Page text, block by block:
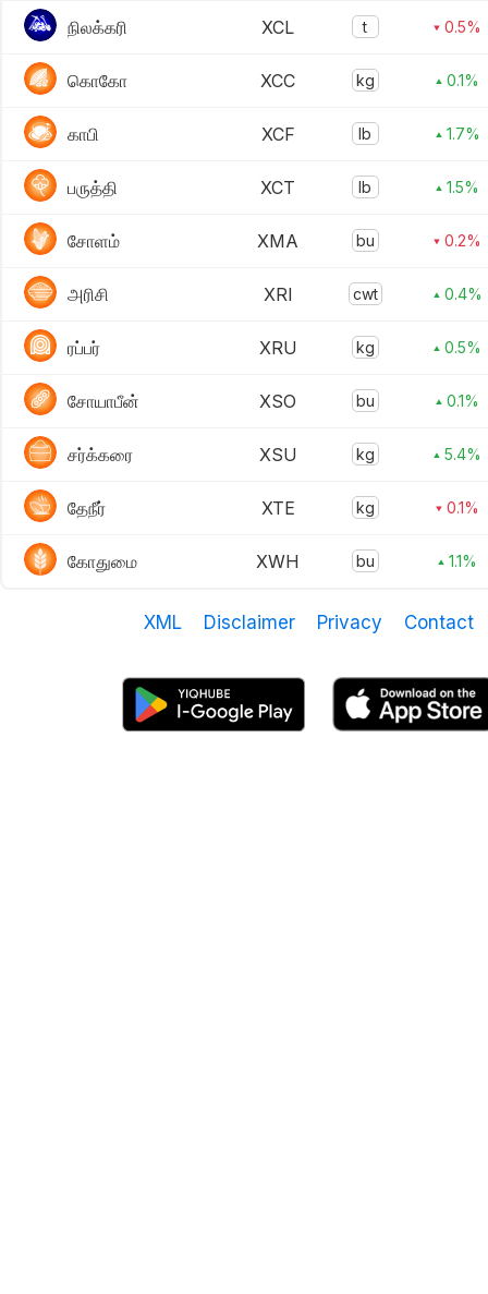
நிலக்கரி XCL t ▾ 0.5%
கொகோ XCC kg ▴ 0.1%
காபி XCF lb ▴ 1.7%
பருத்தி XCT lb ▴ 1.5%
சோளம் XMA bu ▾ 0.2%
அரிசி XRI cwt ▴ 0.4%
ரப்பர் XRU kg ▴ 0.5%
சோயாபீன் XSO bu ▴ 0.1%
சர்க்கரை XSU kg ▴ 5.4%
தேநீர் XTE kg ▾ 0.1%
கோதுமை XWH bu ▴ 1.1%
XML Disclaimer Privacy Contact